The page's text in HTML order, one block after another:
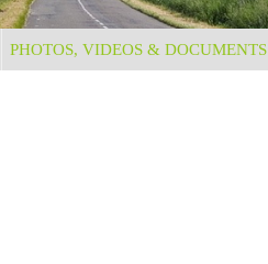
PHOTOS, VIDEOS & DOCUMENTS